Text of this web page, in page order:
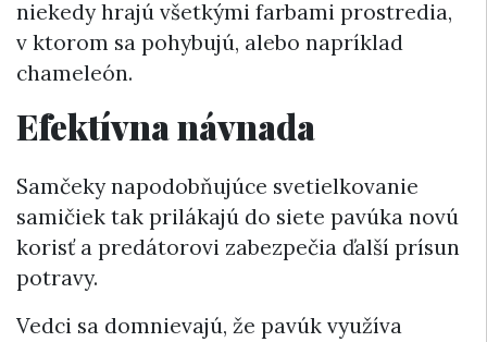
niekedy hrajú všetkými farbami prostredia,
v ktorom sa pohybujú, alebo napríklad
chameleón.
Efektívna návnada
Samčeky napodobňujúce svetielkovanie
samičiek tak prilákajú do siete pavúka novú
korisť a predátorovi zabezpečia ďalší prísun
potravy.
Vedci sa domnievajú, že pavúk využíva